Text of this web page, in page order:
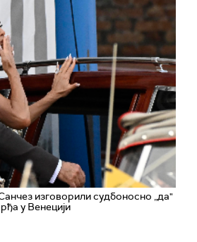
изговорили судбоносно „да"
у Венецији